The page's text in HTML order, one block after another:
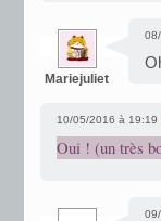
Mariejuliet
10/05/2016 à 19:19
Oui ! (un très